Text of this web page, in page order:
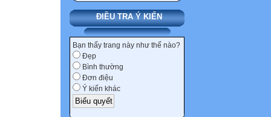
ĐIỀU TRA Ý KIẾN
Bạn thấy trang này như thế nào?
Đẹp
Bình thường
Đơn điệu
Ý kiến khác